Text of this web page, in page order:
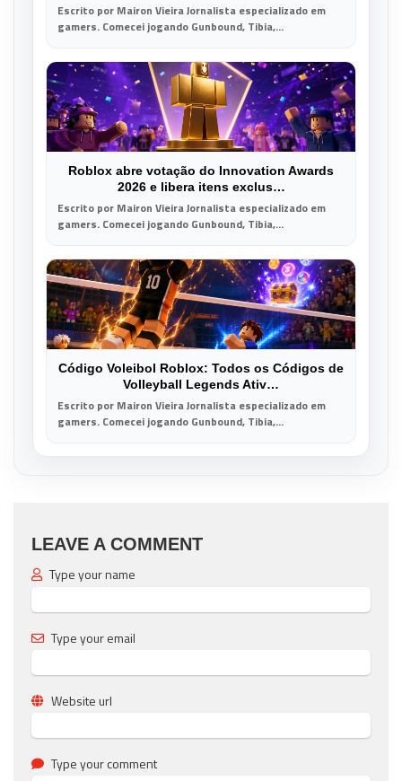
Escrito por Mairon Vieira Jornalista especializado em
gamers. Comecei jogando Gunbound, Tibia,...
Roblox abre votação do Innovation Awards
2026 e libera itens exclus…
Escrito por Mairon Vieira Jornalista especializado em
gamers. Comecei jogando Gunbound, Tibia,...
Código Voleibol Roblox: Todos os Códigos de
Volleyball Legends Ativ…
Escrito por Mairon Vieira Jornalista especializado em
gamers. Comecei jogando Gunbound, Tibia,...
LEAVE A COMMENT
Type your name
Type your email
Website url
Type your comment